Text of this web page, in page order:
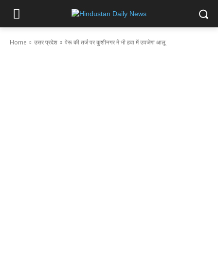
Home उत्तर प्रदेश पेरू की तर्ज पर कुशीनगर में भी हवा में उपजेगा आलू